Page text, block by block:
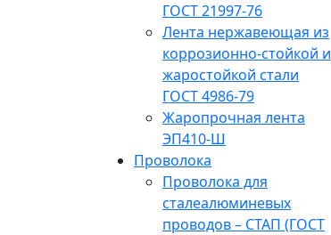
ГОСТ 21997-76
Лента нержавеющая из
коррозионно-стойкой и
жаростойкой стали
ГОСТ 4986-79
Жаропрочная лента
ЭП410-Ш
Проволока
Проволока для
сталеалюминевых
проводов – СТАП (ГОСТ